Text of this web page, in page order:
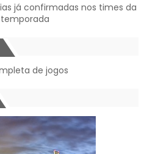
já confirmadas nos times da
temporada
de jogos